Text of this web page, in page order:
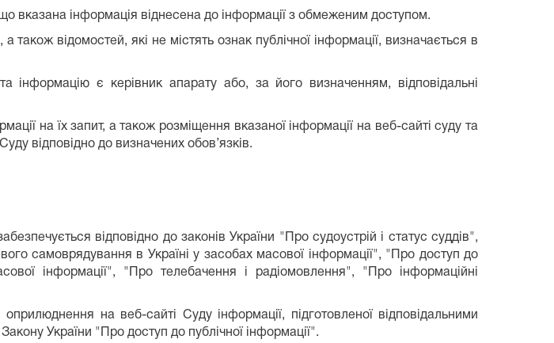
вказана інформація віднесена до інформації з обмеженим доступом.
відомостей, які не містять ознак публічної інформації, визначається в
є керівник апарату або, за його визначенням, відповідальні
на їх запит, а також розміщення вказаної інформації на веб-сайті суду та
відповідно до визначених обов’язків.
відповідно до законів України "Про судоустрій і статус суддів",
самоврядування в Україні у засобах масової інформації", "Про доступ до
інформації", "Про телебачення і радіомовлення", "Про інформаційні
на веб-сайті Суду інформації, підготовленої відповідальними
України "Про доступ до публічної інформації".